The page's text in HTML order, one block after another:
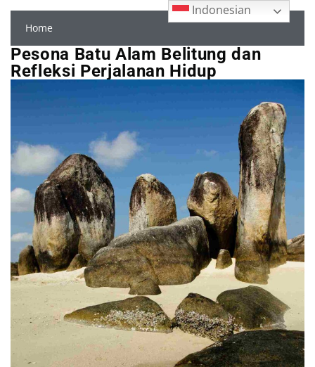
Home
Pesona Batu Alam Belitung dan
Refleksi Perjalanan Hidup
Indonesian